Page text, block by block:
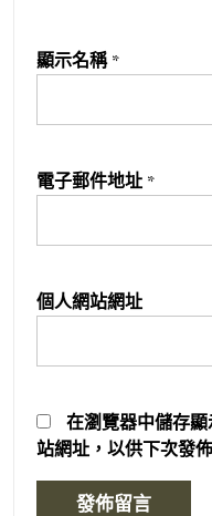
顯示名稱 *
電子郵件地址 *
個人網站網址
在瀏覽器中儲存
站網址，以供下次發